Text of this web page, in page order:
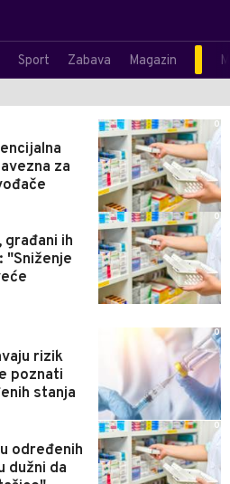
Sport Zabava Magazin
za
0
ih
"Sniženje
0
rizik
poznati
stanja
0
određenih
dužni da
0